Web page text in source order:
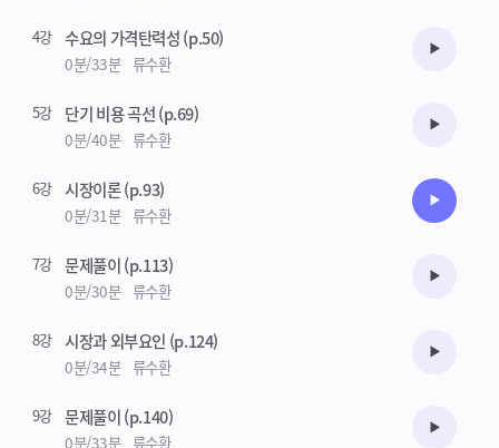
4강 수요의 가격탄력성 (p.50)
0분/33분 류수환 수강준비
5강 단기 비용 곡선 (p.69)
0분/40분 류수환 수강준비
6강 시장이론 (p.93)
0분/31분 류수환 수강준비
7강 문제풀이 (p.113)
0분/30분 류수환 수강준비
8강 시장과 외부요인 (p.124)
0분/34분 류수환 수강준비
9강 문제풀이 (p.140)
0분/33분 류수환 수강준비